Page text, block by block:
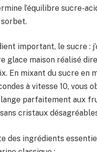
l’équilibre sucre-
sorbet.
important, le sucre :
glace maison réalisé
En mixant du sucre en
à vitesse 10, vous
parfaitement aux
cristaux
des ingrédients